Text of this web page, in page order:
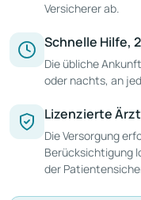
Versicherer ab.
Schnelle Hilfe,
Die übliche
oder nachts, an
Lizenzierte
Die Versorgung
Berücksichtigung
der